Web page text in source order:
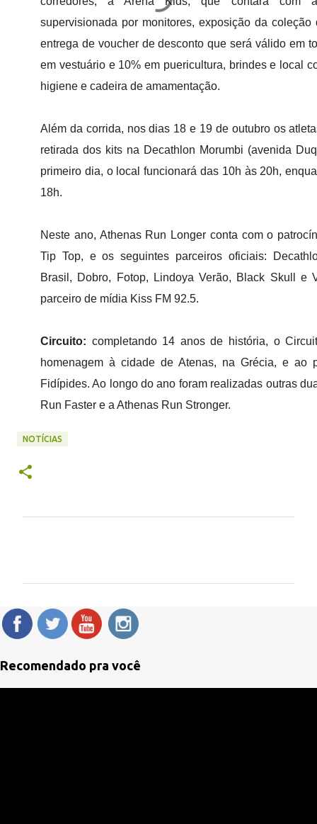
supervisionada por monitores, exposição da coleção
entrega de voucher de desconto que será válido em
em vestuário e 10% em puericultura, brindes e local
higiene e cadeira de amamentação.
Além da corrida, nos dias 18 e 19 de outubro os
retirada dos kits na Decathlon Morumbi (avenida
primeiro dia, o local funcionará das 10h às 20h,
18h.
Neste ano, Athenas Run Longer conta com o
Tip Top, e os seguintes parceiros oficiais:
Brasil, Dobro, Fotop, Lindoya Verão, Black Skull e
parceiro de mídia Kiss FM 92.5.
Circuito: completando 14 anos de história, o
homenagem à cidade de Atenas, na Grécia, e ao
Fidípides. Ao longo do ano foram realizadas outras
Run Faster e a Athenas Run Stronger.
NOTÍCIAS
n
t
Recomendado pra você